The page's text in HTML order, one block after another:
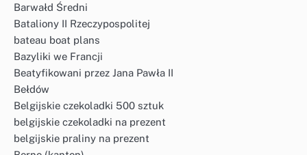
Barwałd Średni
Bataliony II Rzeczypospolitej
bateau boat plans
Bazyliki we Francji
Beatyfikowani przez Jana Pawła II
Bełdów
Belgijskie czekoladki 500 sztuk
belgijskie czekoladki na prezent
belgijskie praliny na prezent